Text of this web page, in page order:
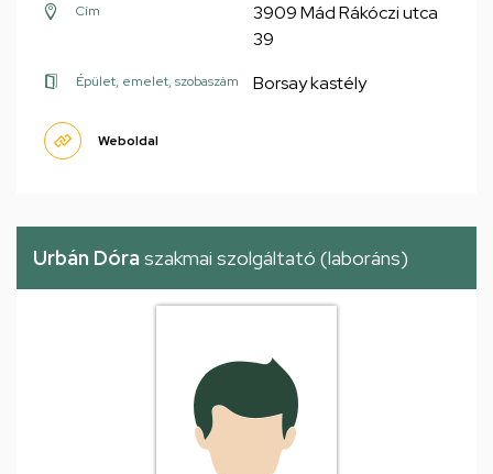
Cím
3909 Mád Rákóczi utca
39
Épület, emelet, szobaszám Borsay kastély
Weboldal
Urbán Dóra szakmai szolgáltató (laboráns)